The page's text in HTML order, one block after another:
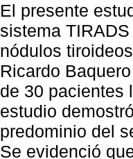
El presente
sistema
nódulos
Ricardo
de 30 pacientes
estudio
predominio del
Se evidenció